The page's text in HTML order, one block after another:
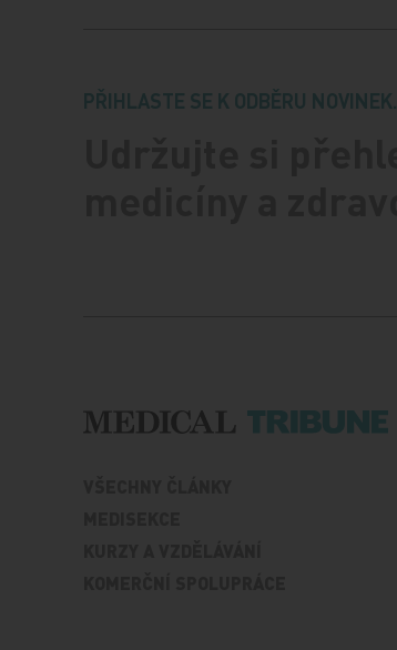
PŘIHLASTE SE K ODBĚRU NOVINEK.